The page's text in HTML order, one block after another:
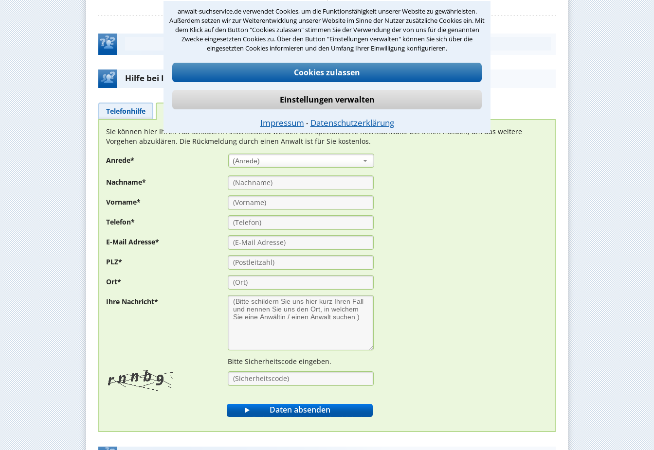
anwalt-suchservice.de verwendet Cookies, um die Funktionsfähigkeit unserer Website zu gewährleisten.
Außerdem setzen wir zur Weiterentwicklung unserer Website im Sinne der Nutzer zusätzliche Cookies ein. Mit
dem Klick auf den Button "Cookies zulassen" stimmen Sie der Verwendung der von uns für die genannten
Zwecke eingesetzten Cookies zu. Über den Button "Einstellungen verwalten" können Sie sich über die
eingesetzten Cookies informieren und den Umfang Ihrer Einwilligung konfigurieren.
Cookies zulassen
Einstellungen verwalten
Impressum ⁃ Datenschutzerklärung
Teste Dein Rechtswissen
Hilfe bei Ihrer Anwaltsuche?
Telefonhilfe Beratungsanfrage
Sie können hier Ihren Fall schildern. Anschließend werden sich spezialisierte Rechtsanwälte bei Ihnen melden, um das weitere
Vorgehen abzuklären. Die Rückmeldung durch einen Anwalt ist für Sie kostenlos.
Anrede* (Anrede)
Nachname*
Vorname*
Telefon*
E-Mail Adresse*
PLZ*
Ort*
Ihre Nachricht*
Bitte Sicherheitscode eingeben.